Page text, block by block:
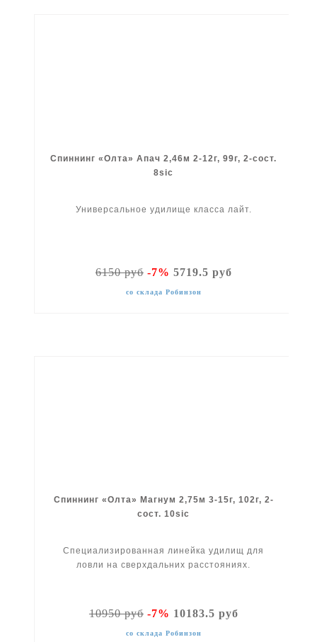
Спиннинг «Олта» Апач 2,46м 2-12г, 99г, 2-сост.
8sic
Универсальное удилище класса лайт.
6150 руб-7% 5719.5 руб
со склада Робинзон
Спиннинг «Олта» Магнум 2,75м 3-15г, 102г, 2-
сост. 10sic
Специализированная линейка удилищ для
ловли на сверхдальних расстояниях.
10950 руб-7% 10183.5 руб
со склада Робинзон